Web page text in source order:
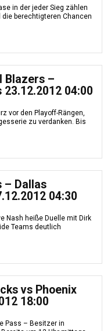
in der jeder Sieg zählen
berechtigteren Chancen
Blazers –
23.12.2012 04:00
vor den Playoff-Rängen,
zu verdanken. Bis
– Dallas
04:30
Nash heiße Duelle mit Dirk
Teams deutlich
vs Phoenix
18:00
Pass – Besitzer in